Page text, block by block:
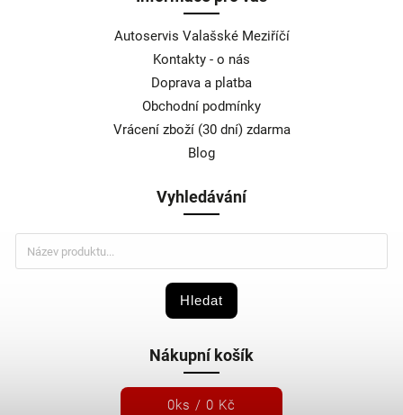
Autoservis Valašské Meziříčí
Kontakty - o nás
Doprava a platba
Obchodní podmínky
Vrácení zboží (30 dní) zdarma
Blog
Vyhledávání
Hledat
Nákupní košík
0ks / 0 Kč